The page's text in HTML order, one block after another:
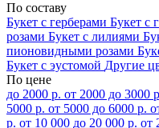
По составу
Букет с герберами Букет с
розами Букет с лилиями
пионовидными розами
Букет с эустомой Другие
По цене
до 2000 р. от 2000 до 3000
5000 р. от 5000 до 6000 р.
р. от 10 000 до 20 000 р. от